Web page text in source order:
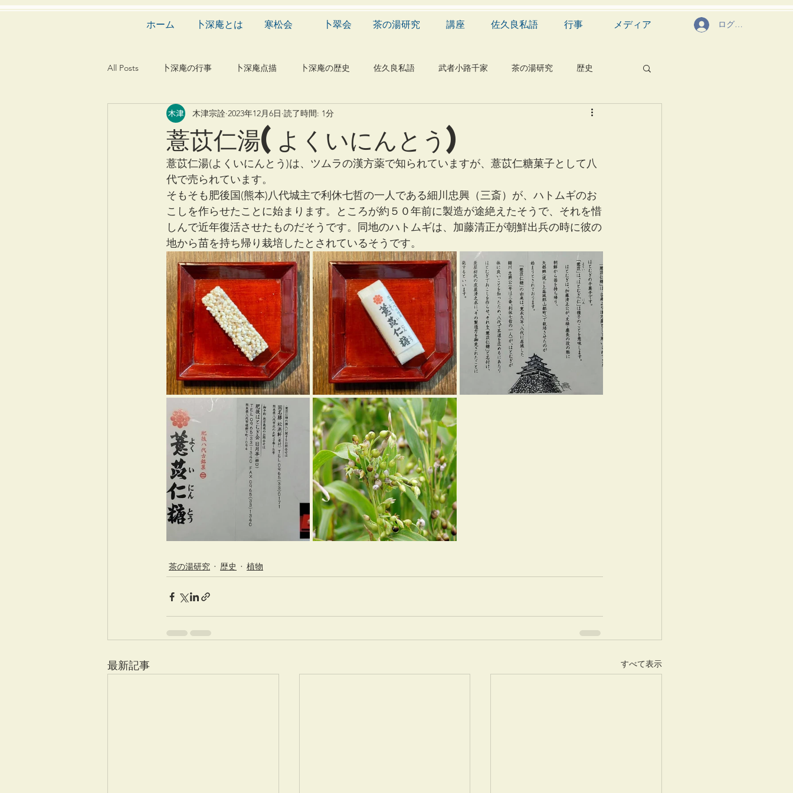
ホーム 卜深庵とは 寒松会 卜翠会 茶の湯研究 講座 佐久良私語 行事 メディア ログイン
All Posts 卜深庵の行事 卜深庵点描 卜深庵の歴史 佐久良私語 武者小路千家 茶の湯研究 歴史
漢詩 俳諧 文学 有職 民俗 食文化
建築 造園 動物 植物 自然科学 音楽 メディア blog 芸能 茶道具
薏苡仁湯(よくいにんとう)
木津宗詮 2023年12月6日 読了時間: 1分
薏苡仁湯(よくいにんとう)は、ツムラの漢方薬で知られていますが、薏苡仁糖菓子として八
代で売られています。
そもそも肥後国(熊本)八代城主で利休七哲の一人である細川忠興（三斎）が、ハトムギのお
こしを作らせたことに始まります。ところが約５０年前に製造が途絶えたそうで、それを惜
しんで近年復活させたものだそうです。同地のハトムギは、加藤清正が朝鮮出兵の時に彼の
地から苗を持ち帰り栽培したとされているそうです。
茶の湯研究 歴史 植物
最新記事 すべて表示